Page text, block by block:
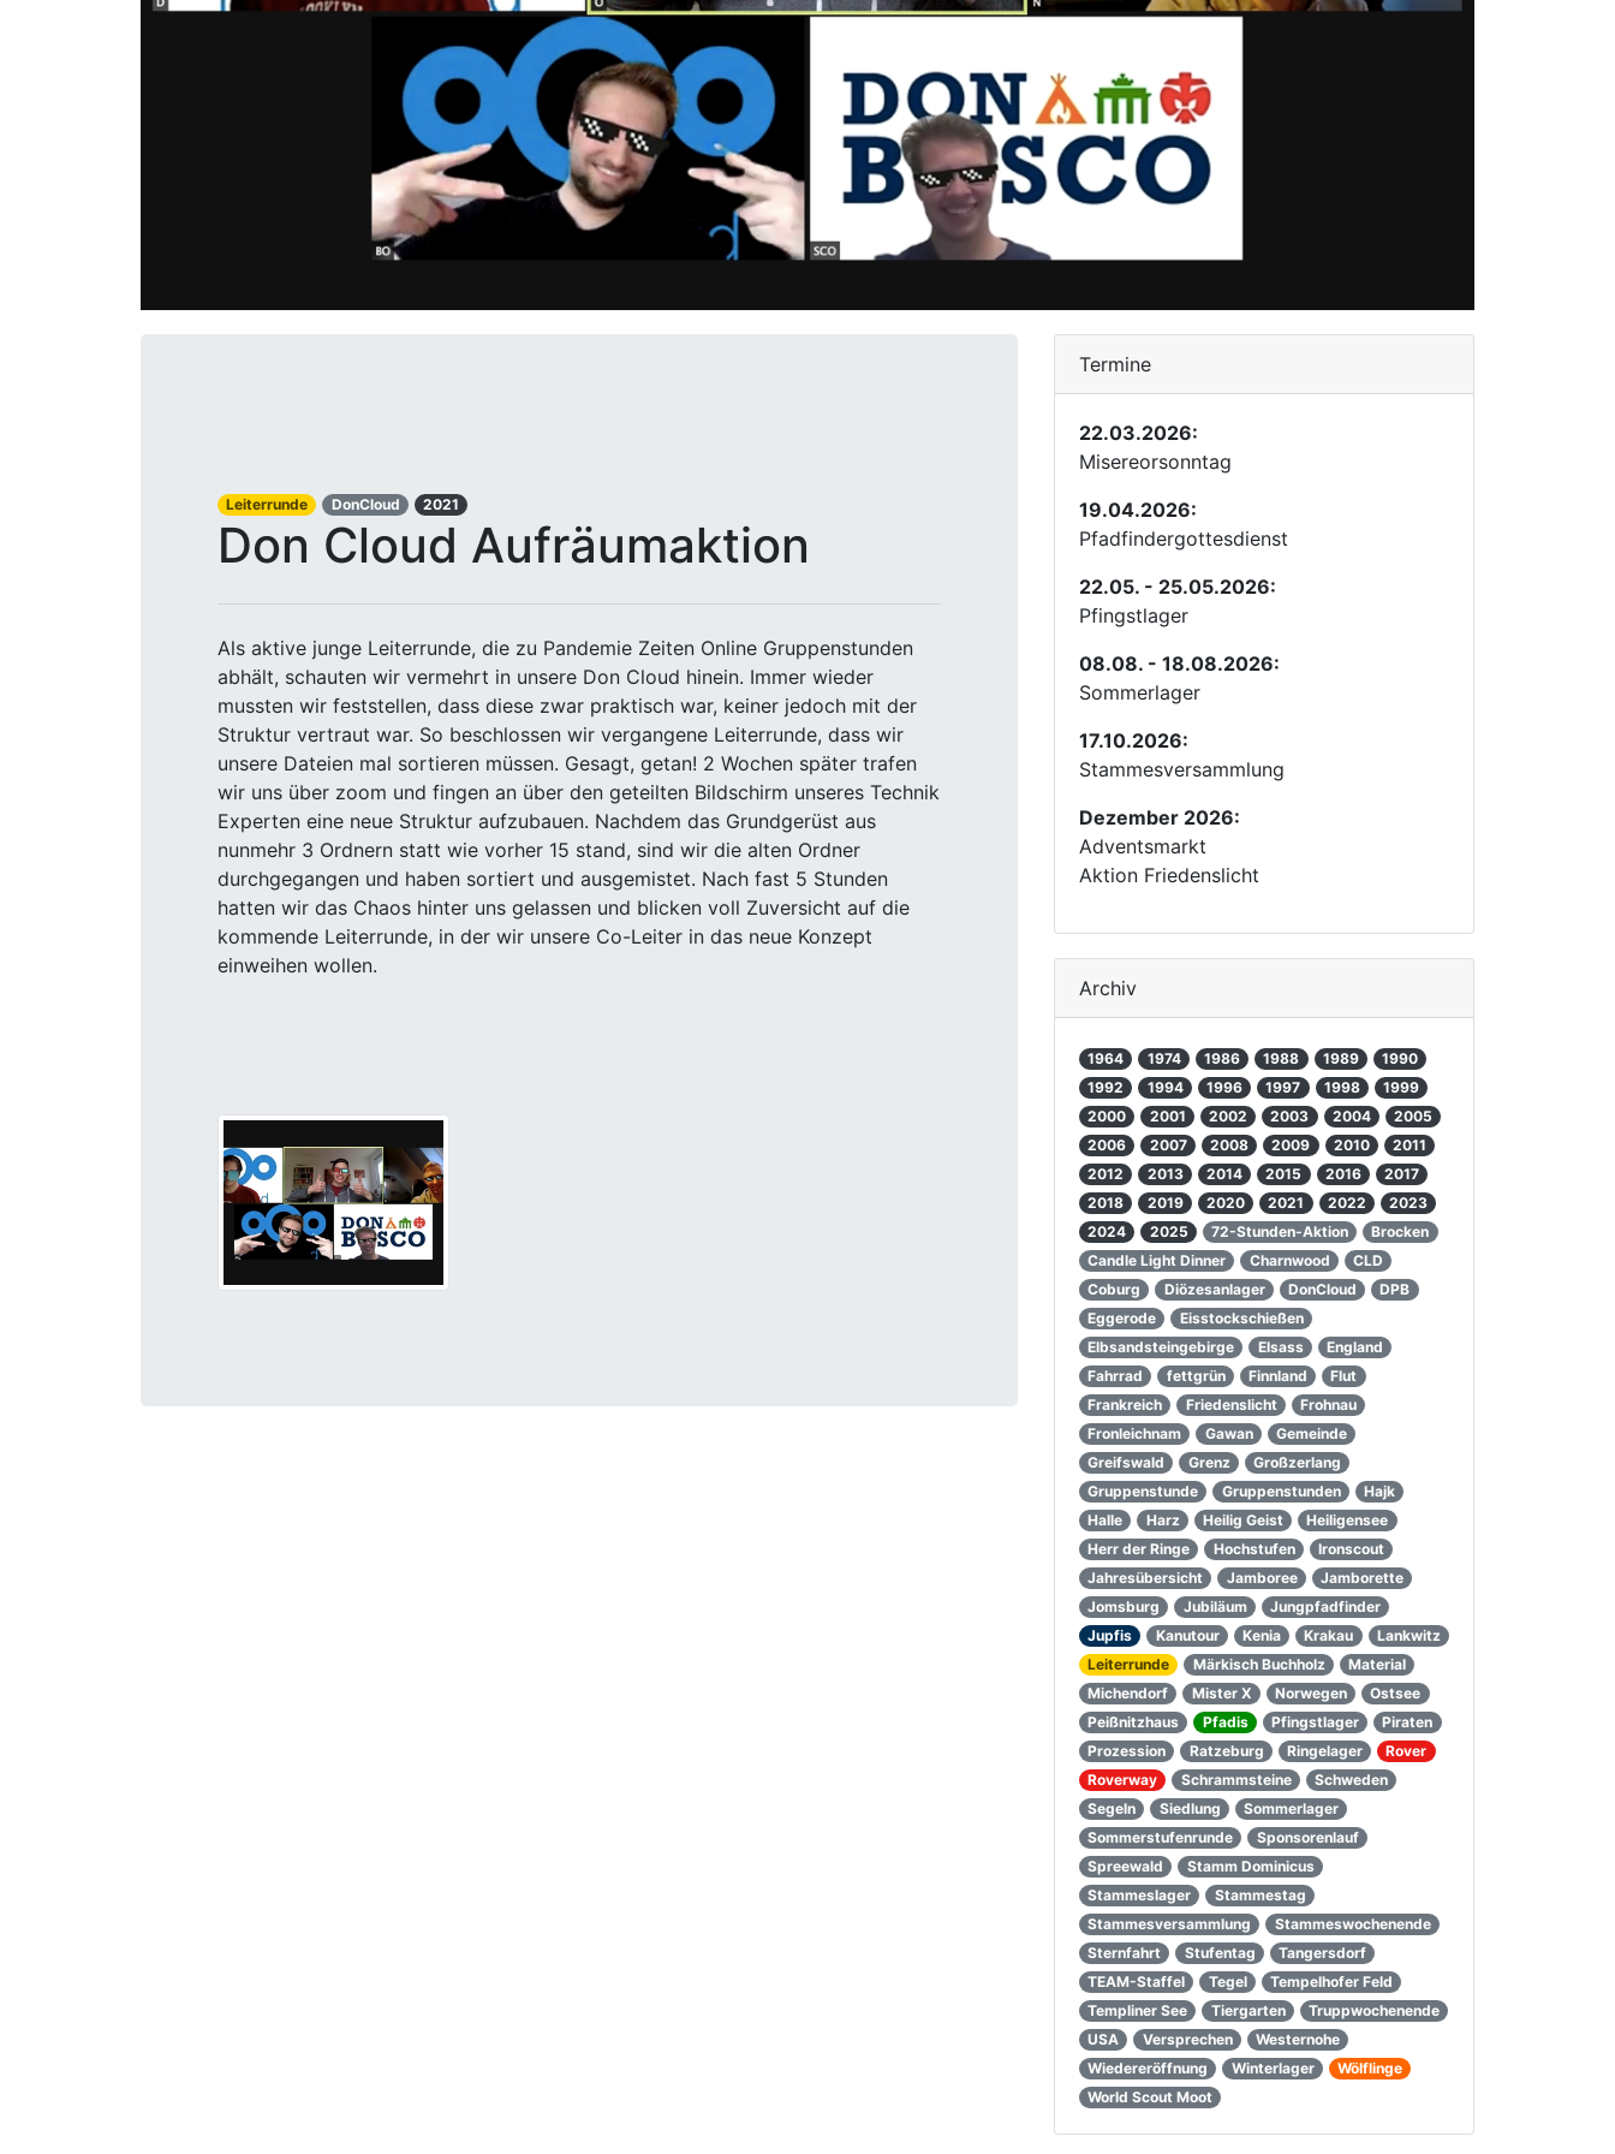
Leiterrunde DonCloud 2021
Don Cloud Aufräumaktion
Als aktive junge Leiterrunde, die zu Pandemie Zeiten Online Gruppenstunden
abhält, schauten wir vermehrt in unsere Don Cloud hinein. Immer wieder
mussten wir feststellen, dass diese zwar praktisch war, keiner jedoch mit der
Struktur vertraut war. So beschlossen wir vergangene Leiterrunde, dass wir
unsere Dateien mal sortieren müssen. Gesagt, getan! 2 Wochen später trafen
wir uns über zoom und fingen an über den geteilten Bildschirm unseres Technik
Experten eine neue Struktur aufzubauen. Nachdem das Grundgerüst aus
nunmehr 3 Ordnern statt wie vorher 15 stand, sind wir die alten Ordner
durchgegangen und haben sortiert und ausgemistet. Nach fast 5 Stunden
hatten wir das Chaos hinter uns gelassen und blicken voll Zuversicht auf die
kommende Leiterrunde, in der wir unsere Co-Leiter in das neue Konzept
einweihen wollen.
Termine
22.03.2026:
Misereorsonntag
19.04.2026:
Pfadfindergottesdienst
22.05. - 25.05.2026:
Pfingstlager
08.08. - 18.08.2026:
Sommerlager
17.10.2026:
Stammesversammlung
Dezember 2026:
Adventsmarkt
Aktion Friedenslicht
Archiv
1964 1974 1986 1988 1989
1990
1992
1994 1996 1997 1998
1999
2000
2001 2002 2003 2004
2005
2006
2007 2008 2009 2010
2011
2012
2013 2014 2015 2016
2017
2018
2019 2020 2021 2022
2023
2024
2025 72-Stunden-Aktion
Brocken
Candle Light Dinner
Charnwood
CLD
Coburg
Diözesanlager DonCloud
DPB
Eggerode
Eisstockschießen
Elbsandsteingebirge
Elsass
England
Fahrrad
fettgrün Finnland
Flut
Frankreich
Friedenslicht
Frohnau
Fronleichnam
Gawan
Gemeinde
Greifswald
Grenz
Großzerlang
Gruppenstunde
Gruppenstunden
Hajk
Halle
Harz Heilig Geist
Heiligensee
Herr der Ringe
Hochstufen
Ironscout
Jahresübersicht
Jamboree
Jamborette
Jomsburg
Jubiläum
Jungpfadfinder
Jupfis
Kanutour Kenia Krakau
Lankwitz
Leiterrunde
Märkisch Buchholz
Material
Michendorf
Mister X Norwegen
Ostsee
Peißnitzhaus
Pfadis Pfingstlager
Piraten
Prozession
Ratzeburg Ringelager
Rover
Roverway
Schrammsteine
Schweden
Segeln
Siedlung
Sommerlager
Sommerstufenrunde
Sponsorenlauf
Spreewald
Stamm Dominicus
Stammeslager
Stammestag
Stammesversammlung
Stammeswochenende
Sternfahrt
Stufentag
Tangersdorf
TEAM-Staffel
Tegel
Tempelhofer Feld
Templiner See
Tiergarten
Truppwochenende
USA
Versprechen
Westernohe
Wiedereröffnung
Winterlager
Wölflinge
World Scout Moot